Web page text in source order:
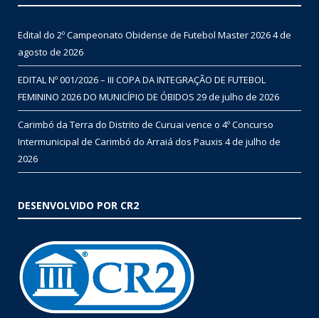
Edital do 2º Campeonato Obidense de Futebol Master 20264 de
agosto de 2026
EDITAL Nº 001/2026 – III COPA DA INTEGRAÇÃO DE FUTEBOL
FEMININO 2026 DO MUNICÍPIO DE ÓBIDOS 29 de julho de 2026
Carimbó da Terra do Distrito de Curuai vence o 4º Concurso
Intermunicipal de Carimbó do Arraiá dos Pauxis 4 de julho de
2026
DESENVOLVIDO POR CR2